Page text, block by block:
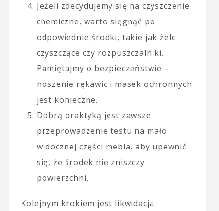
Jeżeli zdecydujemy się na czyszczenie
chemiczne, warto sięgnąć po
odpowiednie środki, takie jak żele
czyszczące czy rozpuszczalniki.
Pamiętajmy o bezpieczeństwie –
noszenie rękawic i masek ochronnych
jest konieczne.
Dobrą praktyką jest zawsze
przeprowadzenie testu na mało
widocznej części mebla, aby upewnić
się, że środek nie zniszczy
powierzchni.
Kolejnym krokiem jest likwidacja